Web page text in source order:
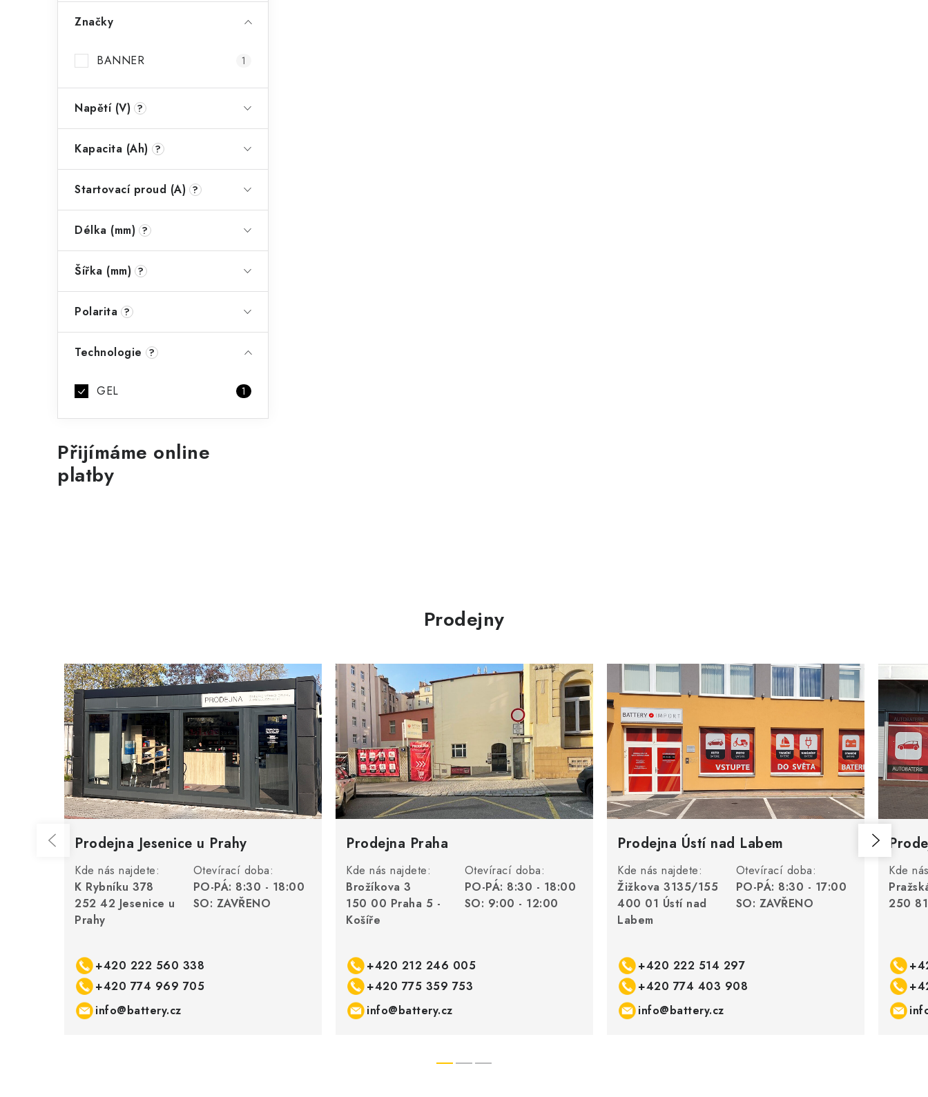
Značky
BANNER 1
Napětí (V) ?
Kapacita (Ah) ?
Startovací proud (A) ?
Délka (mm) ?
Šířka (mm) ?
Polarita ?
Technologie ?
GEL 1
Přijímáme online
platby
Prodejny
Prodejna Jesenice u Prahy
Kde nás najdete:
K Rybníku 378
252 42 Jesenice u
Prahy
Otevírací doba:
PO-PÁ: 8:30 - 18:00
SO: ZAVŘENO
+420 222 560 338
+420 774 969 705
info@battery.cz
Prodejna Praha
Kde nás najdete:
Brožíkova 3
150 00 Praha 5 -
Košíře
Otevírací doba:
PO-PÁ: 8:30 - 18:00
SO: 9:00 - 12:00
+420 212 246 005
+420 775 359 753
info@battery.cz
Prodejna Ústí nad Labem
Kde nás najdete:
Žižkova 3135/155
400 01 Ústí nad
Labem
Otevírací doba:
PO-PÁ: 8:30 - 17:00
SO: ZAVŘENO
+420 222 514 297
+420 774 403 908
info@battery.cz
Kde
250